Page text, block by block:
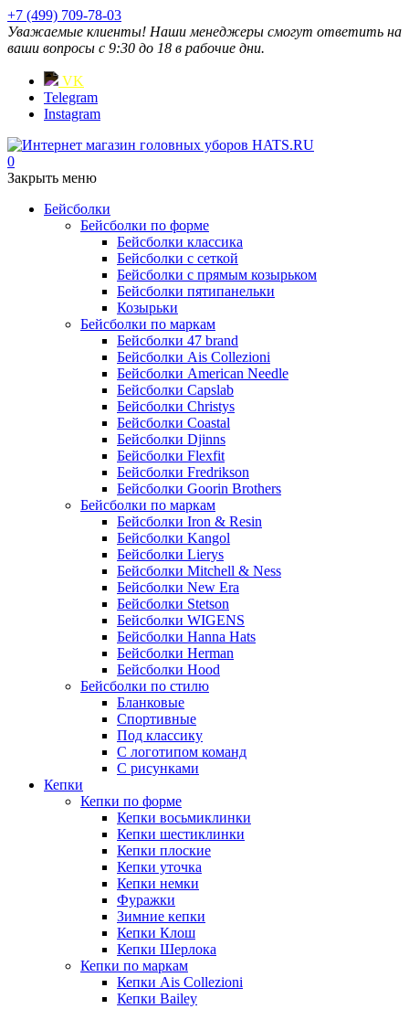
+7 (499) 709-78-03
Уважаемые клиенты! Наши менеджеры смогут ответить на
ваши вопросы с 9:30 до 18 в рабочие дни.
VK
Telegram
Instagram
0
Закрыть меню
Бейсболки
Бейсболки по форме
Бейсболки классика
Бейсболки с сеткой
Бейсболки с прямым козырьком
Бейсболки пятипанельки
Козырьки
Бейсболки по маркам
Бейсболки 47 brand
Бейсболки Ais Collezioni
Бейсболки American Needle
Бейсболки Capslab
Бейсболки Christys
Бейсболки Coastal
Бейсболки Djinns
Бейсболки Flexfit
Бейсболки Fredrikson
Бейсболки Goorin Brothers
Бейсболки по маркам
Бейсболки Iron & Resin
Бейсболки Kangol
Бейсболки Lierys
Бейсболки Mitchell & Ness
Бейсболки New Era
Бейсболки Stetson
Бейсболки WIGENS
Бейсболки Hanna Hats
Бейсболки Herman
Бейсболки Hood
Бейсболки по стилю
Бланковые
Спортивные
Под классику
С логотипом команд
С рисунками
Кепки
Кепки по форме
Кепки восьмиклинки
Кепки шестиклинки
Кепки плоские
Кепки уточка
Кепки немки
Фуражки
Зимние кепки
Кепки Клош
Кепки Шерлока
Кепки по маркам
Кепки Ais Collezioni
Кепки Bailey